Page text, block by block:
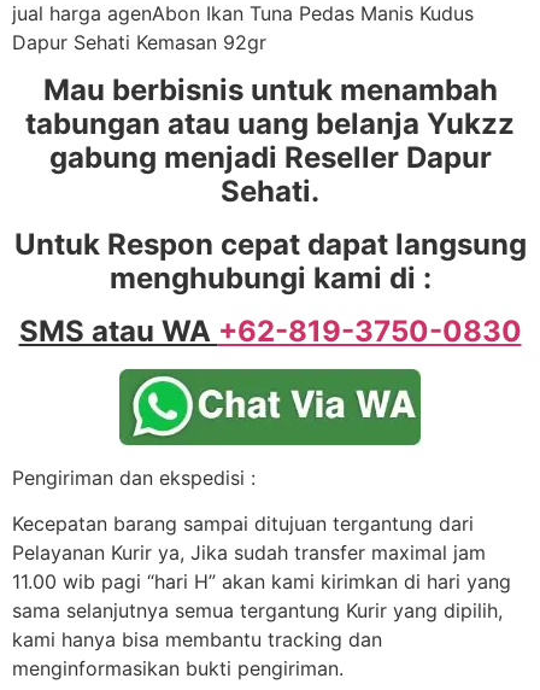
jual harga agenAbon Ikan Tuna Pedas Manis Kudus
Dapur Sehati Kemasan 92gr
Mau berbisnis untuk menambah
tabungan atau uang belanja Yukzz
gabung menjadi Reseller Dapur
Sehati.
Untuk Respon cepat dapat langsung
menghubungi kami di :
SMS atau WA +62-819-3750-0830
Pengiriman dan ekspedisi :
Kecepatan barang sampai ditujuan tergantung dari
Pelayanan Kurir ya, Jika sudah transfer maximal jam
11.00 wib pagi “hari H” akan kami kirimkan di hari yang
sama selanjutnya semua tergantung Kurir yang dipilih,
kami hanya bisa membantu tracking dan
menginformasikan bukti pengiriman.